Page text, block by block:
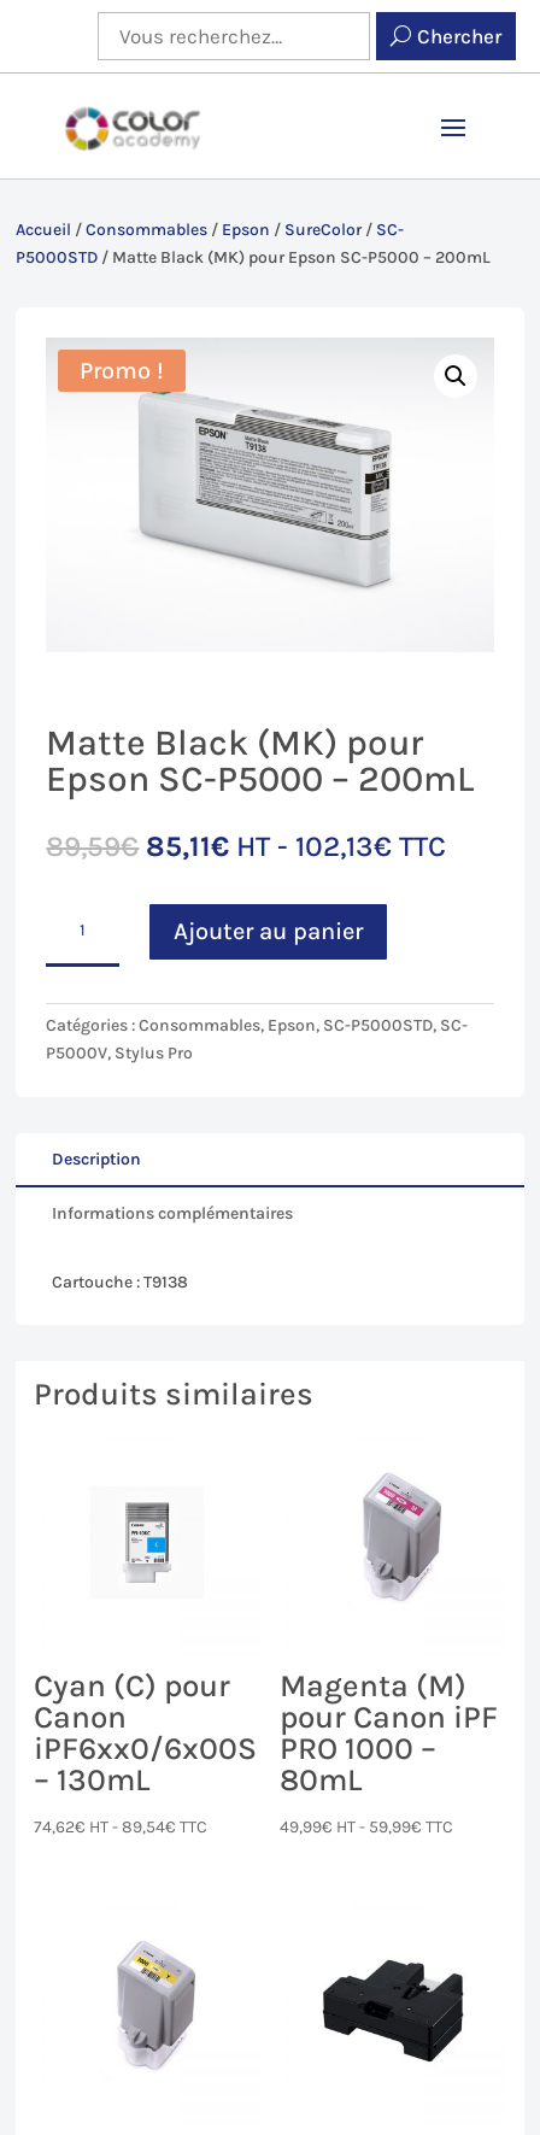
Chercher
Accueil /Consommables / Epson / SureColor/ SC-
P5000STD / Matte Black (MK) pour Epson SC-P5000 – 200mL
Promo !
Matte Black (MK) pour
Epson SC-P5000 – 200mL
89,59€ Le
prix
initial
était :
89,59€.
85,11€Le
actuel
est :
85,11€.
HT - 102,13€ TTC
Matte
(MK)
pour
200mL
Ajouter au panier
Catégories : Consommables, Epson, SC-P5000STD, SC-
P5000V, Stylus Pro
Description
Informations complémentaires
Cartouche : T9138
Produits similaires
Cyan (C) pour
Canon
iPF6xx0/6x00S
– 130mL
74,62€ HT -89,54€ TTC
Magenta (M)
pour Canon iPF
PRO 1000 –
80mL
49,99€ HT - 59,99€ TTC